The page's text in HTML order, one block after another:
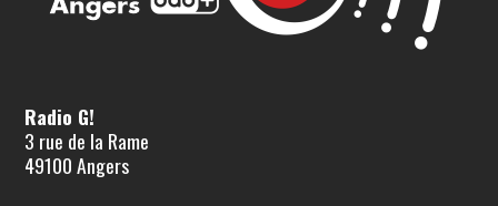
Radio G!
3 rue de la Rame
49100 Angers